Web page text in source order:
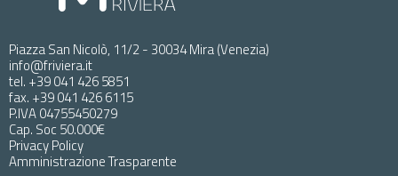
Piazza San Nicolò, 11/2 - 30034 Mira (Venezia)
info@friviera.it
tel. +39 041 426 5851
fax. +39 041 426 6115
P.IVA 04755450279
Cap. Soc 50.000€
Privacy Policy
Amministrazione Trasparente